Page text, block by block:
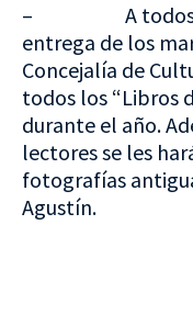
– A todos los
entrega de los
Concejalía de
todos los “Libros
durante el año.
lectores se les
fotografías
Agustín.